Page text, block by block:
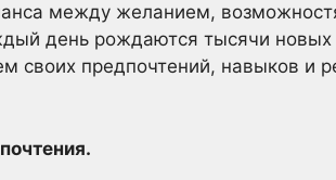
между желанием,
день рождаются тысячи новых
своих предпочтений, навыков и